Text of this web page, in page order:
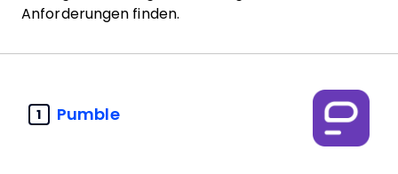
Anforderungen finden.
1 Pumble